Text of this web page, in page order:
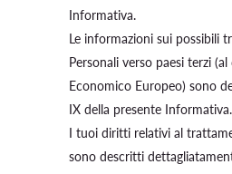
Informativa.
Le informazioni sui possibili
Personali verso paesi terzi
Economico Europeo) sono
IX della presente Informativa.
I tuoi diritti relativi al
sono descritti